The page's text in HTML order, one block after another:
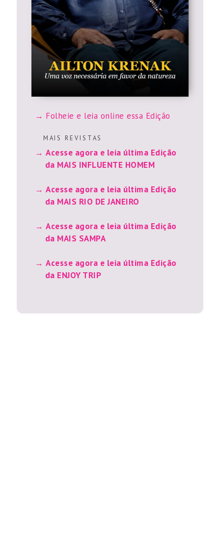
Folheie e leia online essa Edição
M A I S R E V I S T A S
Acesse agora e leia última Edição
da MAIS INFLUENTE HOMEM
Acesse agora e leia última Edição
da MAIS RIO DE JANEIRO
Acesse agora e leia última Edição
da MAIS SAMPA
Acesse agora e leia última Edição
da ENJOY TRIP